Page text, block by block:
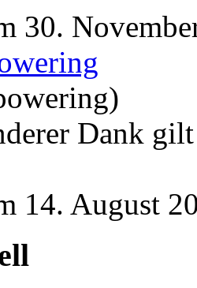
30.
Dank
14. August